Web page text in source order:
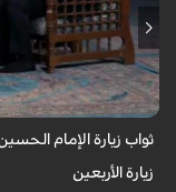
لا تقتصر زيارة الإمام
في طياتها ثوابًا عظيمًا
ثواب زيارة الإمام
زيارة الأربعين